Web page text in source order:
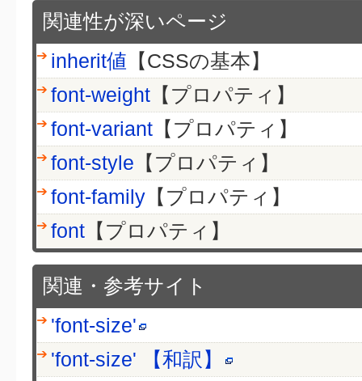
関連性が深いページ
inherit値 【CSSの基本】
font-weight 【プロパティ】
font-variant 【プロパティ】
font-style 【プロパティ】
font-family 【プロパティ】
font 【プロパティ】
関連・参考サイト
'font-size'
'font-size' 【和訳】